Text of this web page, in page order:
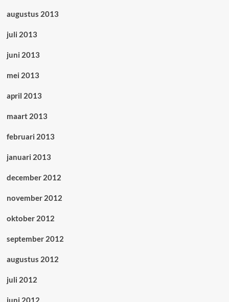
augustus 2013
juli 2013
juni 2013
mei 2013
april 2013
maart 2013
februari 2013
januari 2013
december 2012
november 2012
oktober 2012
september 2012
augustus 2012
juli 2012